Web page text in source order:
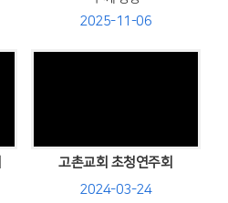
2025-11-06
고촌교회 초청연주회
2024-03-24